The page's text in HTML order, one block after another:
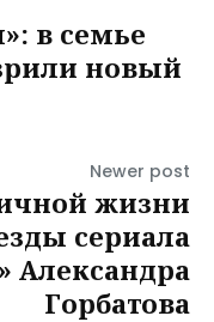
в семье
новый
Newer post
жизни
сериала
Александра
Горбатова